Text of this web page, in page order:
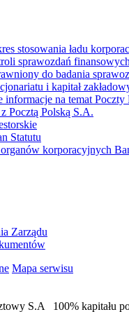
stosowania ładu
sprawozdań finansowych
do badania
i kapitał
informacje na temat
z Pocztą Polską S.A.
Statutu
organów korporacyjnych
Zarządu
Mapa serwisu
S.A 100% kapitału